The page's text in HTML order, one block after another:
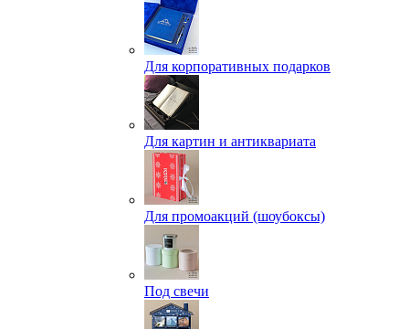
Для корпоративных подарков
Для картин и антиквариата
Для промоакций (шоубоксы)
Под свечи